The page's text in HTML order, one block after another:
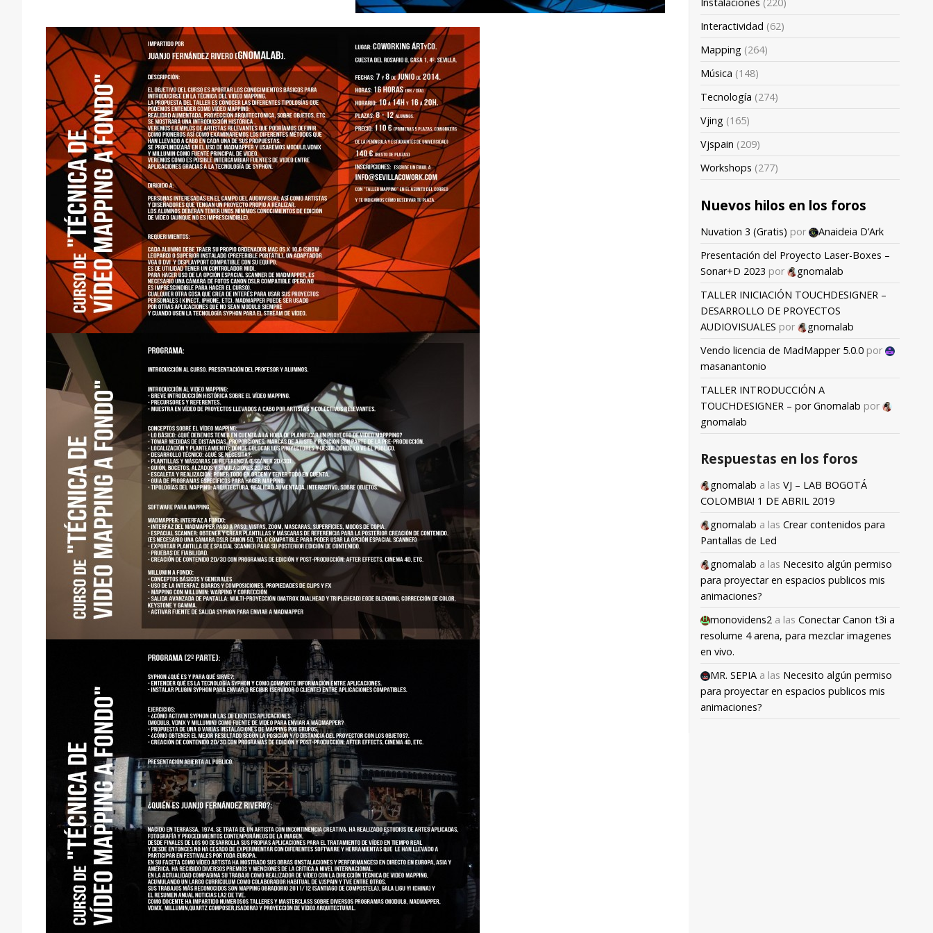
Instalaciones (220)
Interactividad (62)
Mapping (264)
Música (148)
Tecnología (274)
Vjing (165)
Vjspain (209)
Workshops (277)
Nuevos hilos en los foros
Nuvation 3 (Gratis) por
Anaideia D’Ark
Presentación del Proyecto Laser-Boxes –
Sonar+D 2023 por
gnomalab
TALLER INICIACIÓN TOUCHDESIGNER –
DESARROLLO DE PROYECTOS
AUDIOVISUALES por
gnomalab
Vendo licencia de MadMapper 5.0.0 por
masanantonio
TALLER INTRODUCCIÓN A
TOUCHDESIGNER – por Gnomalab por
gnomalab
Respuestas en los foros
gnomalab a las VJ – LAB BOGOTÁ
COLOMBIA! 1 DE ABRIL 2019
gnomalab a las Crear contenidos para
Pantallas de Led
gnomalab a las Necesito algún permiso
para proyectar en espacios publicos mis
animaciones?
monovidens2 a las Conectar Canon t3i a
resolume 4 arena, para mezclar imagenes
en vivo.
MR. SEPIA a las Necesito algún permiso
para proyectar en espacios publicos mis
animaciones?